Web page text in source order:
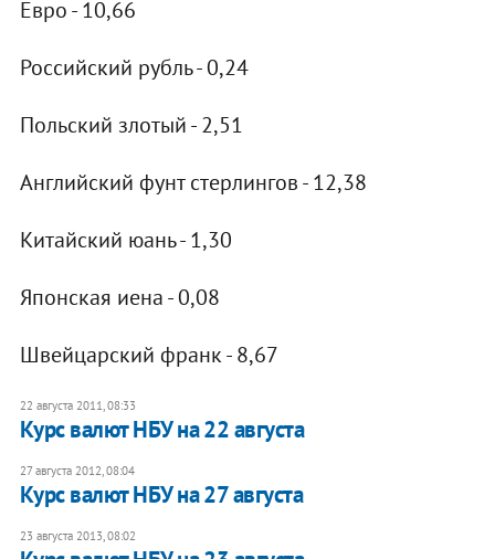
Евро - 10,66
Российский рубль - 0,24
Польский злотый - 2,51
Английский фунт стерлингов - 12,38
Китайский юань - 1,30
Японская иена - 0,08
Швейцарский франк - 8,67
22 августа 2011, 08:33
Курс валют НБУ на 22 августа
27 августа 2012, 08:04
Курс валют НБУ на 27 августа
23 августа 2013, 08:02